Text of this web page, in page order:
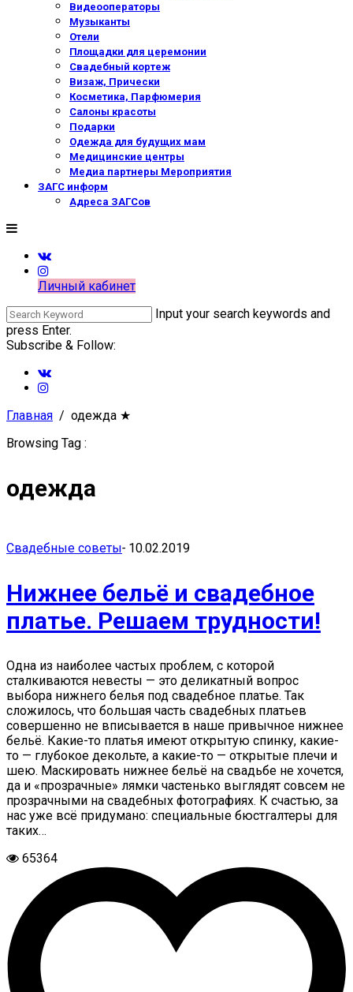
Видеооператоры
Музыканты
Отели
Площадки для церемонии
Свадебный кортеж
Визаж, Прически
Косметика, Парфюмерия
Салоны красоты
Подарки
Одежда для будущих мам
Медицинские центры
Медиа партнеры Мероприятия
ЗАГС информ
Адреса ЗАГСов
Личный кабинет
Input your search keywords and
press Enter.
Subscribe & Follow:
Главная одежда ★
Browsing Tag :
одежда
Свадебные советы- 10.02.2019
Нижнее бельё и свадебное
платье. Решаем трудности!
Одна из наиболее частых проблем, с которой
сталкиваются невесты — это деликатный вопрос
выбора нижнего белья под свадебное платье. Так
сложилось, что большая часть свадебных платьев
совершенно не вписывается в наше привычное нижнее
бельё. Какие-то платья имеют открытую спинку, какие-
то — глубокое декольте, а какие-то — открытые плечи и
шею. Маскировать нижнее бельё на свадьбе не хочется,
да и «прозрачные» лямки частенько выглядят совсем не
прозрачными на свадебных фотографиях. К счастью, за
нас уже всё придумано: специальные бюстгалтеры для
таких…
65364